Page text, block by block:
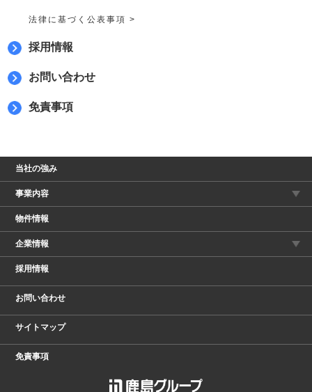
法律に基づく公表事項 >
採用情報
お問い合わせ
免責事項
当社の強み
事業内容
物件情報
企業情報
採用情報
お問い合わせ
サイトマップ
免責事項